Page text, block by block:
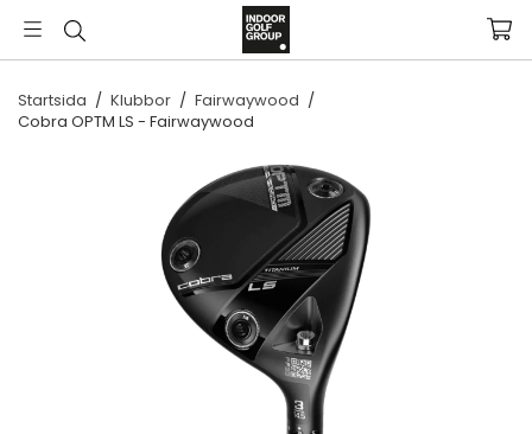
Startsida / Klubbor / Fairwaywood /
Cobra OPTM LS - Fairwaywood